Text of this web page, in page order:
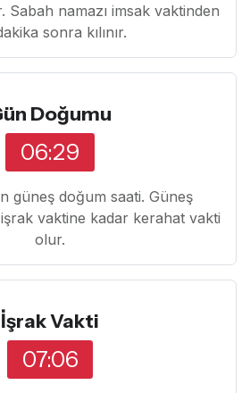
Sabah namazı imsak vaktinden
sonra kılınır.
Doğumu
06:29
güneş doğum saati. Güneş
vaktine kadar kerahat vakti
olur.
İşrak Vakti
07:06